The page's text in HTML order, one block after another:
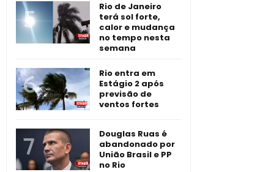
Rio de Janeiro
terá sol forte,
calor e mudança
no tempo nesta
semana
Rio entra em
Estágio 2 após
previsão de
ventos fortes
Douglas Ruas é
abandonado por
União Brasil e PP
no Rio